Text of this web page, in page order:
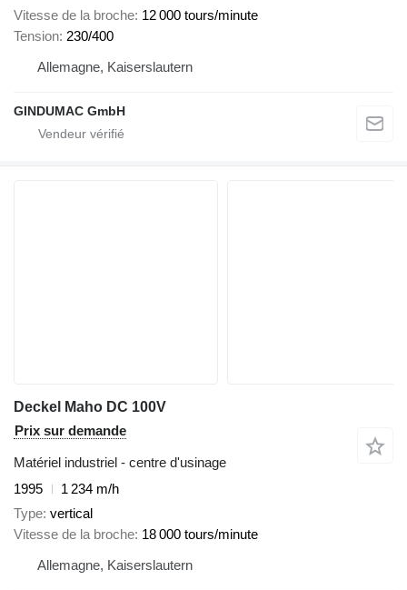
Vitesse de la broche 12 000 tours/minute
Tension 230/400
Allemagne, Kaiserslautern
GINDUMAC GmbH
Deckel Maho DC 100V
Prix sur demande
Matériel industriel - centre d'usinage
1995
1 234 m/h
Type vertical
Vitesse de la broche 18 000 tours/minute
Allemagne, Kaiserslautern